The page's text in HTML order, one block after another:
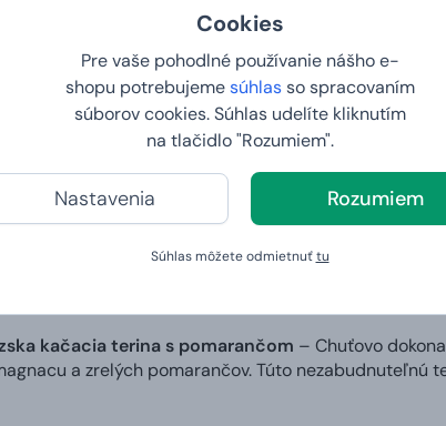
Cookies
Pre vaše pohodlné používanie nášho e-
shopu potrebujemesúhlasso spracovaním
súborov cookies. Súhlas udelíte kliknutím
na tlačidlo "Rozumiem".
Nastavenia Rozumiem
Súhlas môžete odmietnuťtu
originálny darček, ktorý urobí radosť dedkovi,
nechajte bokom, s týmto prekvapením
problém –pridajte napríklad náš multifunkčný
vnútri?
červenom víne 130 g
– Lahodná paštéta z
pripravená na červenom víne. Ľahko sa natiera a
so šalviou a bielym korením 300 g
–
mäso sa vám doslova bude rozplývať na jazyku.
kačacia terina s pomarančom – Chuťovo
a zrelých pomarančov. Túto